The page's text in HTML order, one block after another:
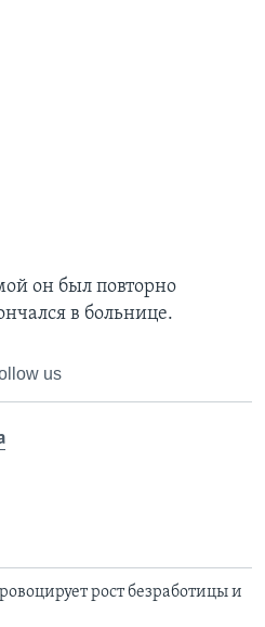
он был повторно
в больнице.
us
рост безработицы и